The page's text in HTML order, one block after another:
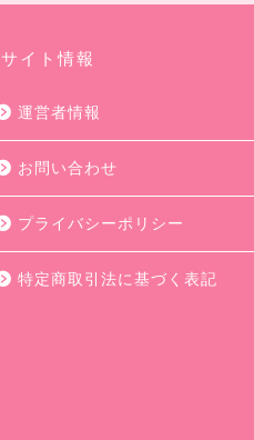
サイト情報
運営者情報
お問い合わせ
プライバシーポリシー
特定商取引法に基づく表記